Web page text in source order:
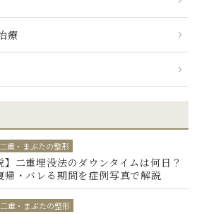
療
二重・まぶたの整形
】二重埋没法のダウンタイムは何日？
帰・バレる期間を症例写真で解説
二重・まぶたの整形